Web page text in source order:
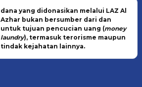
dana yang didonasikan melalui LAZ Al
Azhar bukan bersumber dari dan
untuk tujuan pencucian uang (money
laundry), termasuk terorisme maupun
tindak kejahatan lainnya.